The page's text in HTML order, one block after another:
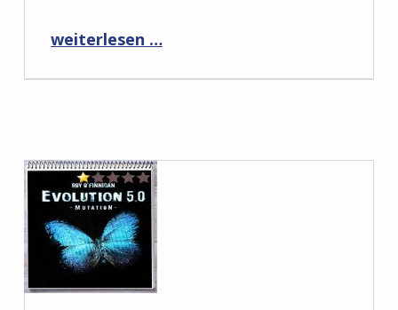
“Rezension: Das Fundstück von Frank Kodiak”
weiterlesen …